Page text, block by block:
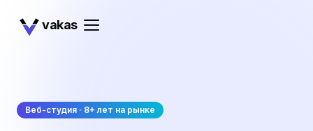
vakas
Веб-студия · 8+ лет на рынке